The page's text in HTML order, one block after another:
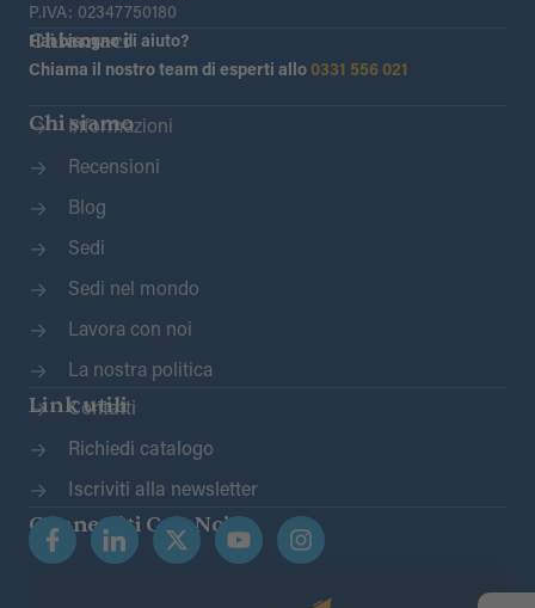
P.IVA: 02347750180
Chiamaci
Hai bisogno di aiuto?
Chiama il nostro team di esperti allo 0331 556 021
Chi siamo
Informazioni
Recensioni
Blog
Sedi
Sedi nel mondo
Lavora con noi
La nostra politica
Link utili
Contatti
Richiedi catalogo
Iscriviti alla newsletter
Connettiti Con Noi